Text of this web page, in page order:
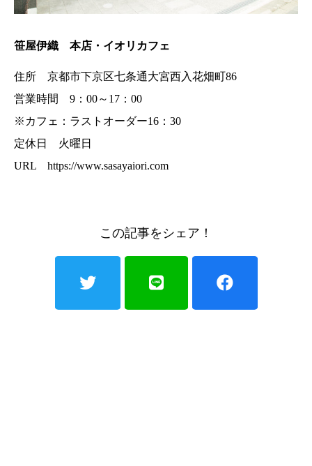
笹屋伊織 本店・イオリカフェ
住所 京都市下京区七条通大宮西入花畑町86
営業時間 9：00～17：00
※カフェ：ラストオーダー16：30
定休日 火曜日
URL https://www.sasayaiori.com
この記事をシェア！